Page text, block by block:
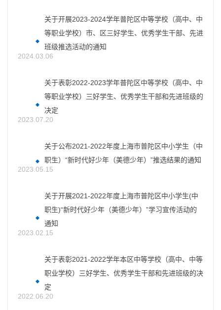
关于开展2023-2024学年普陀区中等学校（高中、中
等职业学校）市、区三好学生、优秀学生干部、先进
班级推选活动的通知
2024.03.06
关于表彰2022-2023学年普陀区中等学校（高中、中
等职业学校）三好学生、优秀学生干部和先进班级的
决定
2023.07.20
关于公布2021-2022年度上海市普陀区中小学生（中
职生）“新时代好少年（美德少年）”推选结果的通知
2023.05.15
关于开展2021-2022年度上海市普陀区中小学生(中
职生)“新时代好少年（美德少年）”学习宣传活动的
通知
2023.02.15
关于表彰2021-2022学年本区中等学校（高中、中等
职业学校）三好学生、优秀学生干部和先进班级的决
定
2022.06.20